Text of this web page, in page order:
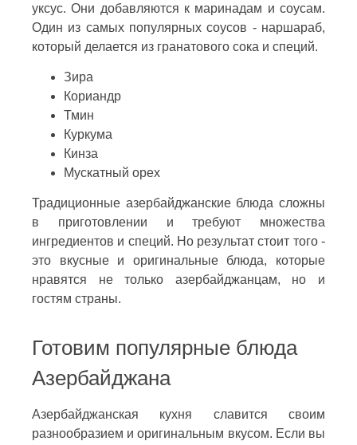
уксус. Они добавляются к маринадам и соусам.
Один из самых популярных соусов - наршараб,
который делается из гранатового сока и специй.
Зира
Кориандр
Тмин
Куркума
Кинза
Мускатный орех
Традиционные азербайджанские блюда сложны
в приготовлении и требуют множества
ингредиентов и специй. Но результат стоит того -
это вкусные и оригинальные блюда, которые
нравятся не только азербайджанцам, но и
гостям страны.
Готовим популярные блюда
Азербайджана
Азербайджанская кухня славится своим
разнообразием и оригинальным вкусом. Если вы